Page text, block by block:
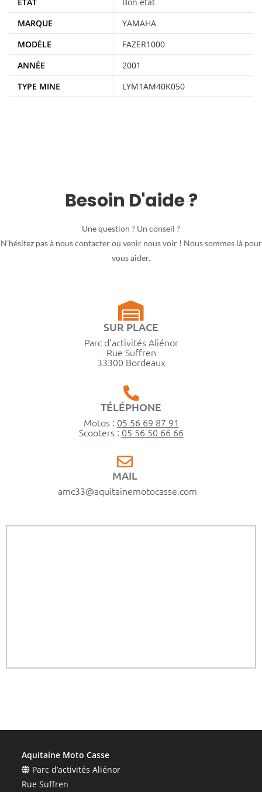
MARQUE
YAMAHA
MODÈLE
FAZER1000
ANNÉE
2001
TYPE MINE
LYM1AM40K050
Besoin D'aide ?
Une question ? Un conseil ?
N’hésitez pas à nous contacter ou venir nous voir ! Nous sommes là pour
vous aider.
SUR PLACE
Parc d’activités Aliénor
Rue Suffren
33300 Bordeaux
TÉLÉPHONE
Motos : 05 56 69 87 91
Scooters : 05 56 50 66 66
MAIL
amc33@aquitainemotocasse.com
Aquitaine Moto Casse
Parc d’activités Aliénor
Rue Suffren